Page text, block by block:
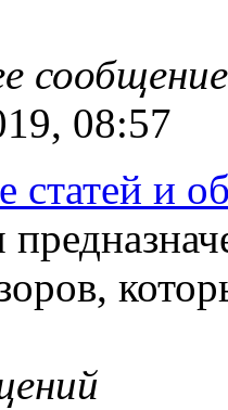
сообщение
08:57
статей и